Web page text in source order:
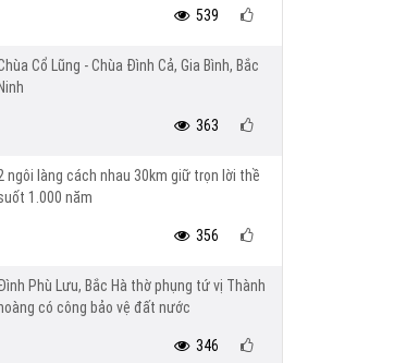
539
Cổ Lũng - Chùa Đình Cả, Gia Bình, Bắc
Ninh
363
ngôi làng cách nhau 30km giữ trọn lời thề
1.000 năm
356
Phù Lưu, Bắc Hà thờ phụng tứ vị Thành
hoàng có công bảo vệ đất nước
346